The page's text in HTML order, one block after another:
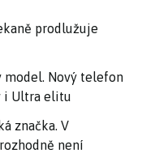
prodlužuje
model. Nový telefon
i Ultra elitu
značka. V
není